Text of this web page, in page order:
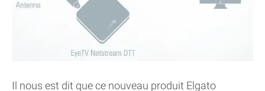
Il nous est dit que ce nouveau produit Elgato